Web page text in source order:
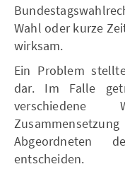
Wahl oder kurze
wirksam.
Ein Problem
dar. Im Falle
Abgeordneten
entscheiden.